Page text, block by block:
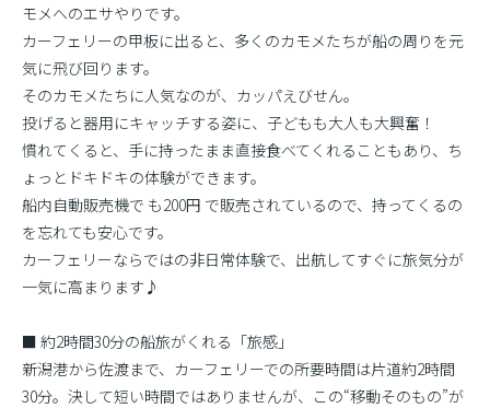
モメへのエサやりです。
カーフェリーの甲板に出ると、多くのカモメたちが船の周りを元
気に飛び回ります。
そのカモメたちに人気なのが、カッパえびせん。
投げると器用にキャッチする姿に、子どもも大人も大興奮！
慣れてくると、手に持ったまま直接食べてくれることもあり、ち
ょっとドキドキの体験ができます。
船内自動販売機で も200円 で販売されているので、持ってくるの
を忘れても安心です。
カーフェリーならではの非日常体験で、出航してすぐに旅気分が
一気に高まります♪
■ 約2時間30分の船旅がくれる「旅感」
新潟港から佐渡まで、カーフェリーでの所要時間は片道約2時間
30分。決して短い時間ではありませんが、この“移動そのもの”が